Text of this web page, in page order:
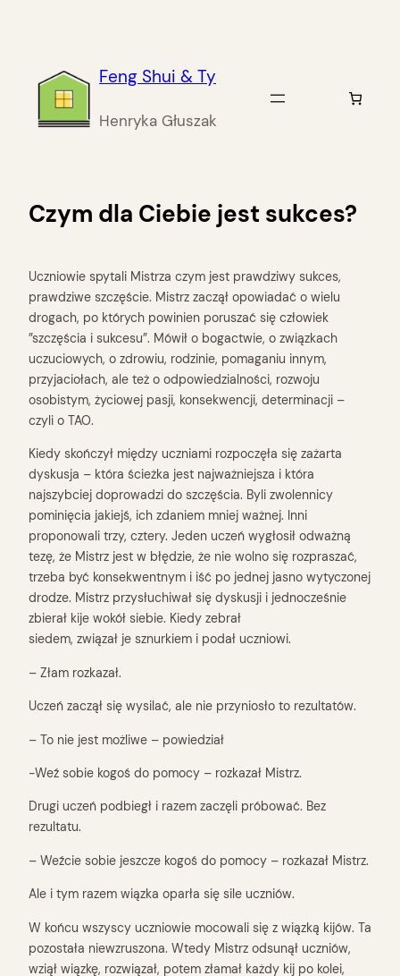
Feng Shui & Ty
Henryka Głuszak
Czym dla Ciebie jest sukces?
Uczniowie spytali Mistrza czym jest prawdziwy sukces,
prawdziwe szczęście. Mistrz zaczął opowiadać o wielu
drogach, po których powinien poruszać się człowiek
”szczęścia i sukcesu”. Mówił o bogactwie, o związkach
uczuciowych, o zdrowiu, rodzinie, pomaganiu innym,
przyjaciołach, ale też o odpowiedzialności, rozwoju
osobistym, życiowej pasji, konsekwencji, determinacji –
czyli o TAO.
Kiedy skończył między uczniami rozpoczęła się zażarta
dyskusja – która ścieżka jest najważniejsza i która
najszybciej doprowadzi do szczęścia. Byli zwolennicy
pominięcia jakiejś, ich zdaniem mniej ważnej. Inni
proponowali trzy, cztery. Jeden uczeń wygłosił odważną
tezę, że Mistrz jest w błędzie, że nie wolno się rozpraszać,
trzeba być konsekwentnym i iść po jednej jasno wytyczonej
drodze. Mistrz przysłuchiwał się dyskusji i jednocześnie
zbierał kije wokół siebie. Kiedy zebrał
siedem, związał je sznurkiem i podał uczniowi.
– Złam rozkazał.
Uczeń zaczął się wysilać, ale nie przyniosło to rezultatów.
– To nie jest możliwe – powiedział
-Weź sobie kogoś do pomocy – rozkazał Mistrz.
Drugi uczeń podbiegł i razem zaczęli próbować. Bez
rezultatu.
– Weźcie sobie jeszcze kogoś do pomocy – rozkazał Mistrz.
Ale i tym razem wiązka oparła się sile uczniów.
W końcu wszyscy uczniowie mocowali się z wiązką kijów. Ta
pozostała niewzruszona. Wtedy Mistrz odsunął uczniów,
wziął wiązkę, rozwiązał, potem złamał każdy kij po kolei,